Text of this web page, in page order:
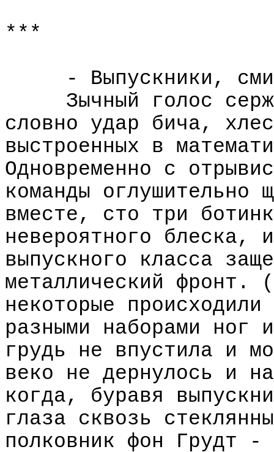
***
- Выпускники,
Зычный голос
словно удар бича,
выстроенных в
Одновременно с
команды оглушительно
вместе, сто три
невероятного блеска,
выпускного класса
металлический фронт.
некоторые
разными наборами ног
грудь не впустила и
веко не дернулось и
когда, буравя
глаза сквозь
полковник фон Грудт -